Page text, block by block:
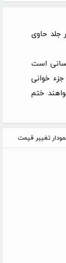
هر جلد حاوی
است
خوانی
ختم
تغییر قیمت